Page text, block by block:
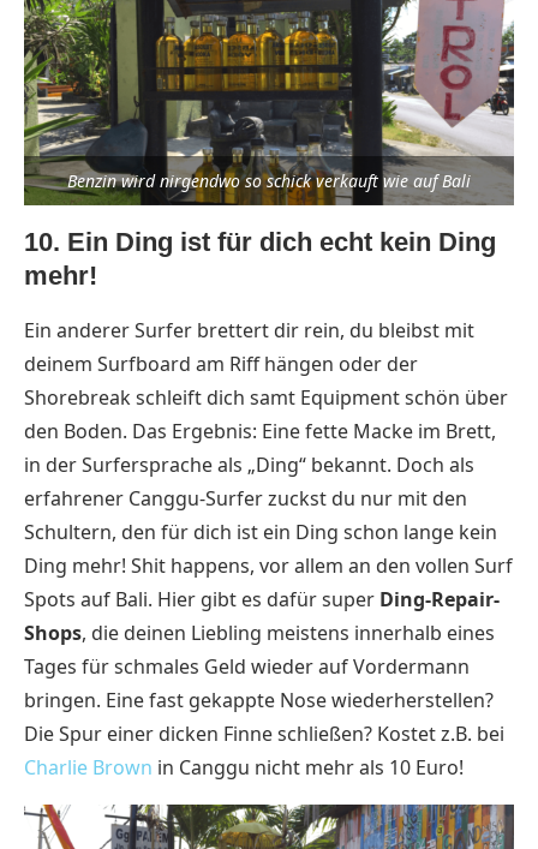
Benzin wird nirgendwo so schick verkauft wie auf Bali
10. Ein Ding ist für dich echt kein Ding
mehr!
Ein anderer Surfer brettert dir rein, du bleibst mit
deinem Surfboard am Riff hängen oder der
Shorebreak schleift dich samt Equipment schön über
den Boden. Das Ergebnis: Eine fette Macke im Brett,
in der Surfersprache als „Ding“ bekannt. Doch als
erfahrener Canggu-Surfer zuckst du nur mit den
Schultern, den für dich ist ein Ding schon lange kein
Ding mehr! Shit happens, vor allem an den vollen Surf
Spots auf Bali. Hier gibt es dafür super Ding-Repair-
Shops, die deinen Liebling meistens innerhalb eines
Tages für schmales Geld wieder auf Vordermann
bringen. Eine fast gekappte Nose wiederherstellen?
Die Spur einer dicken Finne schließen? Kostet z.B. bei
Charlie Brown in Canggu nicht mehr als 10 Euro!